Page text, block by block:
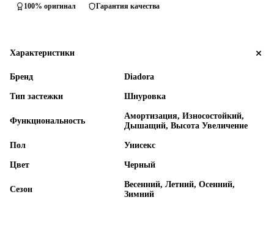
100% оригинал
Гарантия качества
Характеристики
Бренд Diadora
Тип застежки Шнуровка
Функциональность
Амортизация, Износостойкий,
Дышащий, Высота Увеличение
Пол Унисекс
Цвет Черный
Сезон
Весенний, Летний, Осенний,
Зимний